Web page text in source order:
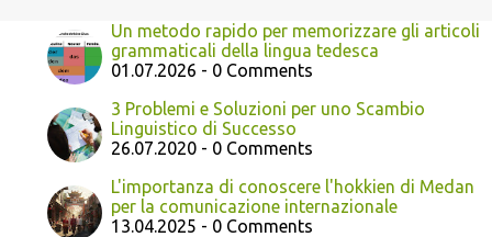
Un metodo rapido per memorizzare gli articoli
grammaticali della lingua tedesca
01.07.2026 - 0 Comments
3 Problemi e Soluzioni per uno Scambio
Linguistico di Successo
26.07.2020 - 0 Comments
L'importanza di conoscere l'hokkien di Medan
per la comunicazione internazionale
13.04.2025 - 0 Comments